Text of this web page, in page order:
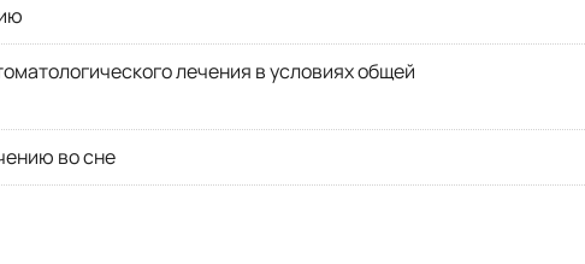
лечения в условиях общей
во сне